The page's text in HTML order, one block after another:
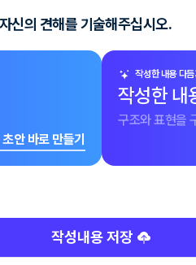
신의 견해를 기술해주십시오.
안 바로 만들기
작성한 내용 다듬
작성한 내
구조와 표현을
작성내용 저장